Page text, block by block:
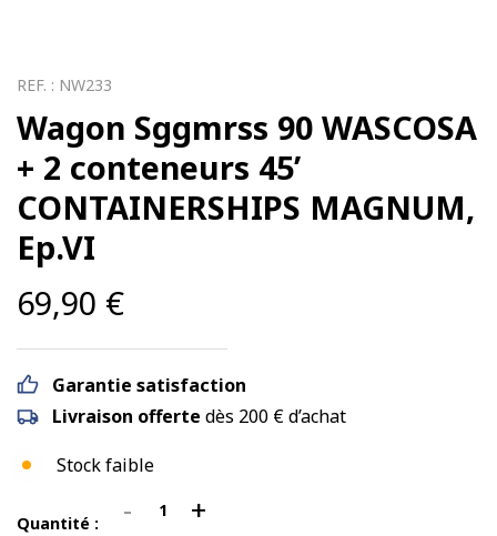
REF. : NW233
Wagon Sggmrss 90 WASCOSA
+ 2 conteneurs 45’
CONTAINERSHIPS MAGNUM,
Ep.VI
69,90 €
Garantie satisfaction
Livraison offerte dès 200 € d’achat
Stock faible
Quantité : -
quantité
+